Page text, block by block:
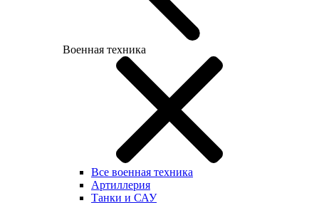
Военная техника
Все военная техника
Артиллерия
Танки и САУ